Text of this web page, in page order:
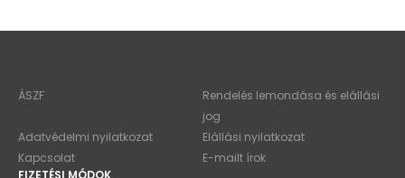
ÁSZF
Rendelés lemondása és elállási
jog
Adatvédelmi nyilatkozat
Elállási nyilatkozat
Kapcsolat
E-mailt írok
FIZETÉSI MÓDOK